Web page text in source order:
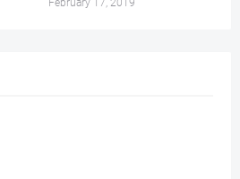
February 17, 2019